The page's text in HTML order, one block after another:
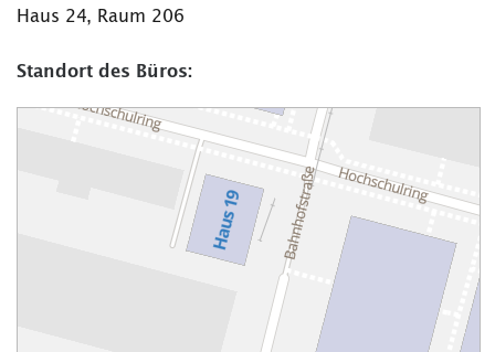
Haus 24, Raum 206
Standort des Büros: